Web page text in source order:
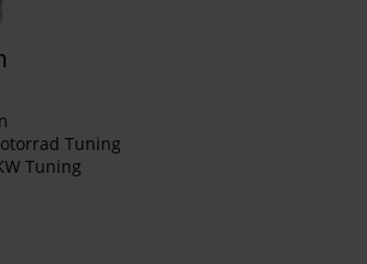
Tuning
Tuning